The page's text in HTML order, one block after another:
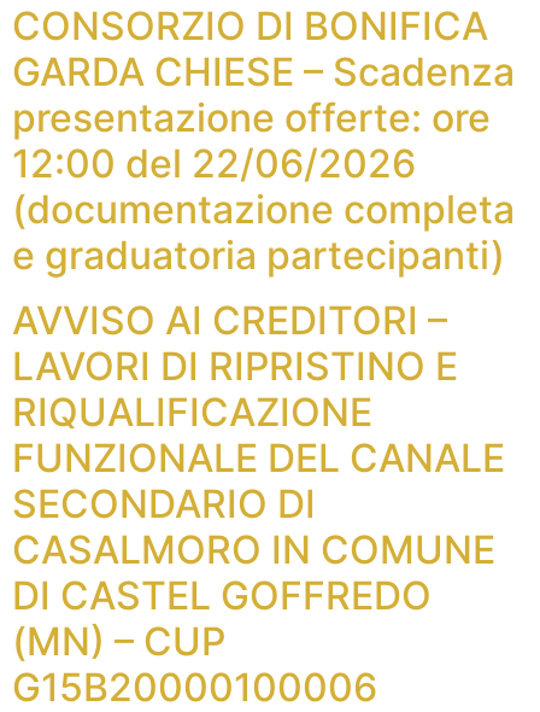
CONSORZIO DI BONIFICA
GARDA CHIESE – Scadenza
presentazione offerte: ore
12:00 del 22/06/2026
(documentazione completa
e graduatoria partecipanti)
AVVISO AI CREDITORI –
LAVORI DI RIPRISTINO E
RIQUALIFICAZIONE
FUNZIONALE DEL CANALE
SECONDARIO DI
CASALMORO IN COMUNE
DI CASTEL GOFFREDO
(MN) – CUP
G15B20000100006